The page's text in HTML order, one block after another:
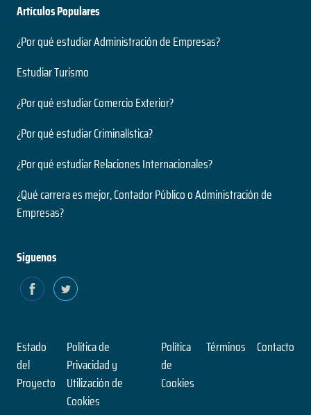
Artículos Populares
¿Por qué estudiar Administración de Empresas?
Estudiar Turismo
¿Por qué estudiar Comercio Exterior?
¿Por qué estudiar Criminalística?
¿Por qué estudiar Relaciones Internacionales?
¿Qué carrera es mejor, Contador Público o Administración de
Empresas?
Siguenos
Estado
del
Proyecto
Política de
Privacidad y
Utilización de
Cookies
Política
de
Cookies
Términos Contacto